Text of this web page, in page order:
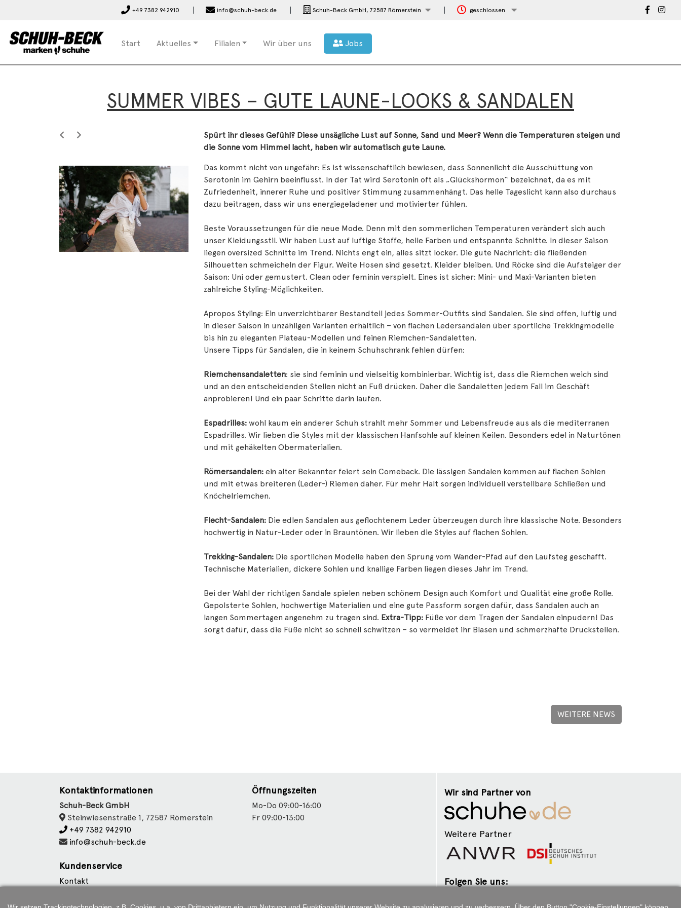
+49 7382 942910 info@schuh-beck.de Schuh-Beck GmbH, 72587 Römerstein geschlossen
Start Aktuelles Filialen Wir über uns Jobs
SUMMER VIBES – GUTE LAUNE-LOOKS & SANDALEN
Spürt ihr dieses Gefühl? Diese unsägliche Lust auf Sonne, Sand und Meer? Wenn die Temperaturen steigen und
die Sonne vom Himmel lacht, haben wir automatisch gute Laune.
Das kommt nicht von ungefähr: Es ist wissenschaftlich bewiesen, dass Sonnenlicht die Ausschüttung von
Serotonin im Gehirn beeinflusst. In der Tat wird Serotonin oft als „Glückshormon“ bezeichnet, da es mit
Zufriedenheit, innerer Ruhe und positiver Stimmung zusammenhängt. Das helle Tageslicht kann also durchaus
dazu beitragen, dass wir uns energiegeladener und motivierter fühlen.
Beste Voraussetzungen für die neue Mode. Denn mit den sommerlichen Temperaturen verändert sich auch
unser Kleidungsstil. Wir haben Lust auf luftige Stoffe, helle Farben und entspannte Schnitte. In dieser Saison
liegen oversized Schnitte im Trend. Nichts engt ein, alles sitzt locker. Die gute Nachricht: die fließenden
Silhouetten schmeicheln der Figur. Weite Hosen sind gesetzt. Kleider bleiben. Und Röcke sind die Aufsteiger der
Saison: Uni oder gemustert. Clean oder feminin verspielt. Eines ist sicher: Mini- und Maxi-Varianten bieten
zahlreiche Styling-Möglichkeiten.
Apropos Styling: Ein unverzichtbarer Bestandteil jedes Sommer-Outfits sind Sandalen. Sie sind offen, luftig und
in dieser Saison in unzähligen Varianten erhältlich – von flachen Ledersandalen über sportliche Trekkingmodelle
bis hin zu eleganten Plateau-Modellen und feinen Riemchen-Sandaletten.
Unsere Tipps für Sandalen, die in keinem Schuhschrank fehlen dürfen:
Riemchensandaletten: sie sind feminin und vielseitig kombinierbar. Wichtig ist, dass die Riemchen weich sind
und an den entscheidenden Stellen nicht an Fuß drücken. Daher die Sandaletten jedem Fall im Geschäft
anprobieren! Und ein paar Schritte darin laufen.
Espadrilles: wohl kaum ein anderer Schuh strahlt mehr Sommer und Lebensfreude aus als die mediterranen
Espadrilles. Wir lieben die Styles mit der klassischen Hanfsohle auf kleinen Keilen. Besonders edel in Naturtönen
und mit gehäkelten Obermaterialien.
Römersandalen: ein alter Bekannter feiert sein Comeback. Die lässigen Sandalen kommen auf flachen Sohlen
und mit etwas breiteren (Leder-) Riemen daher. Für mehr Halt sorgen individuell verstellbare Schließen und
Knöchelriemchen.
Flecht-Sandalen: Die edlen Sandalen aus geflochtenem Leder überzeugen durch ihre klassische Note. Besonders
hochwertig in Natur-Leder oder in Brauntönen. Wir lieben die Styles auf flachen Sohlen.
Trekking-Sandalen: Die sportlichen Modelle haben den Sprung vom Wander-Pfad auf den Laufsteg geschafft.
Technische Materialien, dickere Sohlen und knallige Farben liegen dieses Jahr im Trend.
Bei der Wahl der richtigen Sandale spielen neben schönem Design auch Komfort und Qualität eine große Rolle.
Gepolsterte Sohlen, hochwertige Materialien und eine gute Passform sorgen dafür, dass Sandalen auch an
langen Sommertagen angenehm zu tragen sind. Extra-Tipp: Füße vor dem Tragen der Sandalen einpudern! Das
sorgt dafür, dass die Füße nicht so schnell schwitzen – so vermeidet ihr Blasen und schmerzhafte Druckstellen.
WEITERE NEWS
Kontaktinformationen
Schuh-Beck GmbH
Steinwiesenstraße 1, 72587 Römerstein
+49 7382 942910
info@schuh-beck.de
Kundenservice
Kontakt
Cookie Einstellungen
Öffnungszeiten
Mo-Do 09:00-16:00
Fr 09:00-13:00
Wir sind Partner von
Weitere Partner
Folgen Sie uns: